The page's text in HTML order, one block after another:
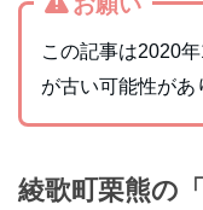
この記事は2020
が古い可能性があ
綾歌町栗熊の